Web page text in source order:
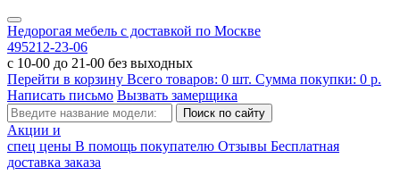
Недорогая мебель с доставкой по Москве
495212-23-06
с 10-00 до 21-00 без выходных
Перейти в корзину Всего товаров: 0 шт. Сумма покупки: 0 р.
Написать письмо Вызвать замерщика
Акции и
спец цены В помощь покупателю Отзывы Бесплатная
доставка заказа